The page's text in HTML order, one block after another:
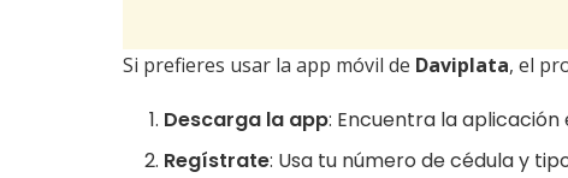
Si prefieres usar la app móvil de Daviplata, el
Descarga la app: Encuentra la aplicación
Regístrate: Usa tu número de cédula y